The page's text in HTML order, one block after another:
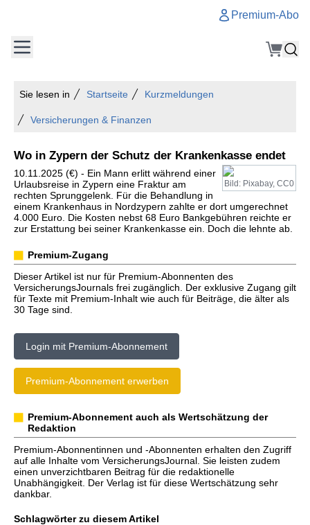
Premium-Abo
Sie lesen in Startseite Kurzmeldungen
Versicherungen & Finanzen
Wo in Zypern der Schutz der Krankenkasse endet
Bild: Pixabay, CC0
10.11.2025 (€) - Ein Mann erlitt während einer
Urlaubsreise in Zypern eine Fraktur am
rechten Sprunggelenk. Für die Behandlung in
einem Krankenhaus in Nordzypern zahlte er dort umgerechnet
4.000 Euro. Die Kosten nebst 68 Euro Bankgebühren reichte er
zur Erstattung bei seiner Krankenkasse ein. Doch die lehnte ab.
Premium-Zugang
Dieser Artikel ist nur für Premium-Abonnenten des
VersicherungsJournals frei zugänglich. Der exklusive Zugang gilt
für Texte mit Premium-Inhalt wie auch für Beiträge, die älter als
30 Tage sind.
Login mit Premium-Abonnement
Premium-Abonnement erwerben
Premium-Abonnement auch als Wertschätzung der
Redaktion
Premium-Abonnentinnen und -Abonnenten erhalten den Zugriff
auf alle Inhalte vom VersicherungsJournal. Sie leisten zudem
einen unverzichtbaren Beitrag für die redaktionelle
Unabhängigkeit. Der Verlag ist für diese Wertschätzung sehr
dankbar.
Schlagwörter zu diesem Artikel